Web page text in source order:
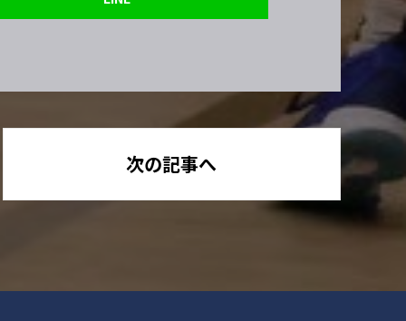
次の記事へ